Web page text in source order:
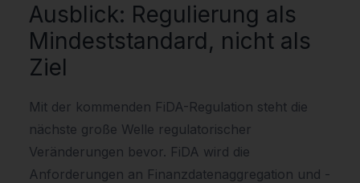
Ausblick: Regulierung als
Mindeststandard, nicht als
Ziel
Mit der kommenden FiDA-Regulation steht die
nächste große Welle regulatorischer
Veränderungen bevor. FiDA wird die
Anforderungen an Finanzdatenaggregation und -